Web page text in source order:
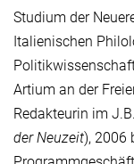
Studium der
Italienischen
Artium an der
Redakteurin im
der Neuzeit), 2006